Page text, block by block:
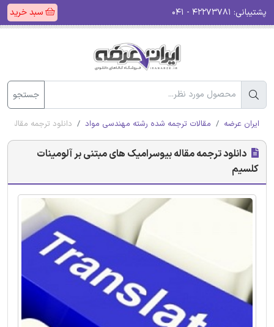
پشتیبانی: سبد خرید
جستجو
ایران عرضه مقالات ترجمه شده رشته مهندسی مواد دانلود ترجمه مقاله
دانلود ترجمه مقاله بیوسرامیک های مبتنی بر آلومینات
کلسیم